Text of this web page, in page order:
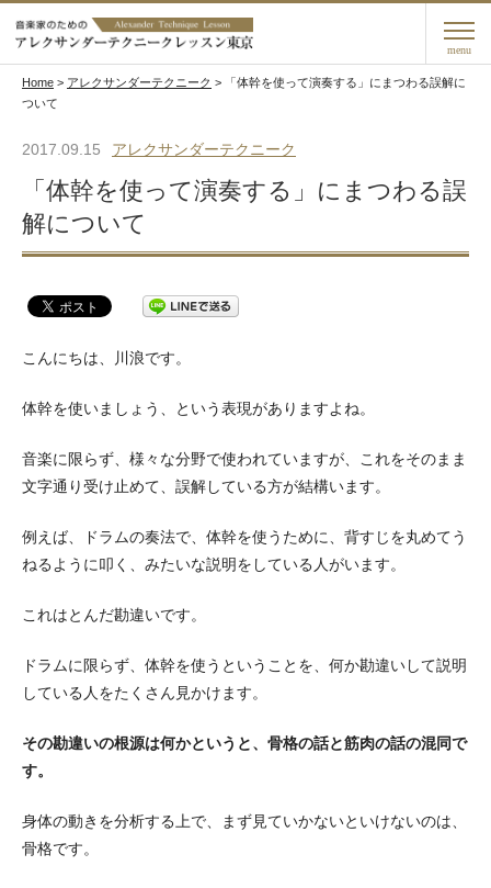
menu
Home > アレクサンダーテクニーク >
「体幹を使って演奏する」にまつわる誤解に
ついて
2017.09.15 アレクサンダーテクニーク
「体幹を使って演奏する」にまつわる誤
解について
こんにちは、川浪です。
体幹を使いましょう、という表現がありますよね。
音楽に限らず、様々な分野で使われていますが、これをそのまま
文字通り受け止めて、誤解している方が結構います。
例えば、ドラムの奏法で、体幹を使うために、背すじを丸めてう
ねるように叩く、みたいな説明をしている人がいます。
これはとんだ勘違いです。
ドラムに限らず、体幹を使うということを、何か勘違いして説明
している人をたくさん見かけます。
その勘違いの根源は何かというと、骨格の話と筋肉の話の混同で
す。
身体の動きを分析する上で、まず見ていかないといけないのは、
骨格です。